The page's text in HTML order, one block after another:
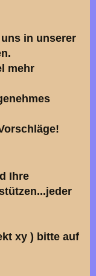
in unserer
mehr
Ihre
xy ) bitte auf